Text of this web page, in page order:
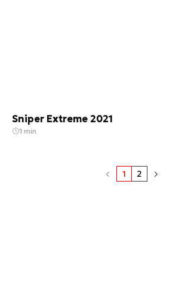
Sniper Extreme 2021
1 min.
1 2